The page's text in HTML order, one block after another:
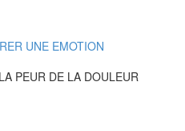
UNE EMOTION
PEUR DE LA DOULEUR